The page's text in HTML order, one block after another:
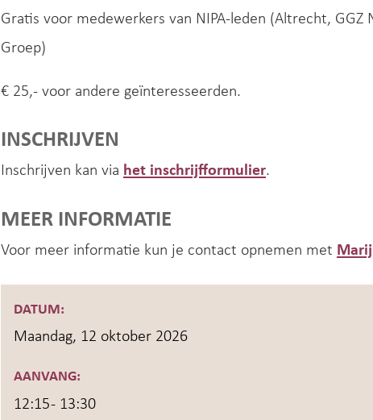
Gratis voor medewerkers van NIPA-leden (Altrecht, GGZ
Groep)
€ 25,- voor andere geïnteresseerden.
INSCHRIJVEN
Inschrijven kan via het inschrijfformulier.
MEER INFORMATIE
Voor meer informatie kun je contact opnemen met
DATUM:
Maandag, 12 oktober 2026
AANVANG:
12:15 - 13:30